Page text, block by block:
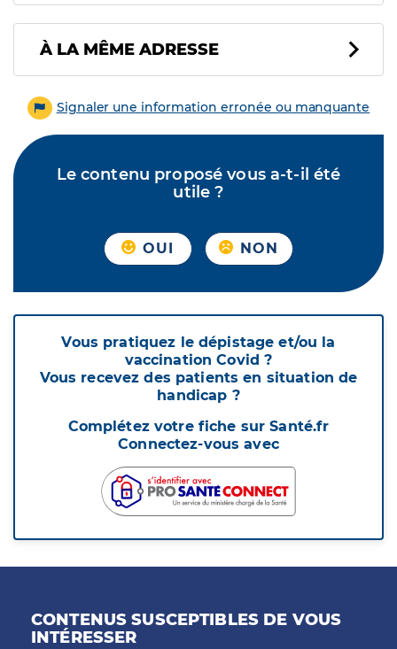
À LA MÊME ADRESSE
Signaler une information erronée ou manquante
Le contenu proposé vous a-t-il été
utile ?
OUI NON
Vous pratiquez le dépistage et/ou la
vaccination Covid ?
Vous recevez des patients en situation de
handicap ?
Complétez votre fiche sur Santé.fr
Connectez-vous avec
CONTENUS SUSCEPTIBLES DE VOUS
INTÉRESSER